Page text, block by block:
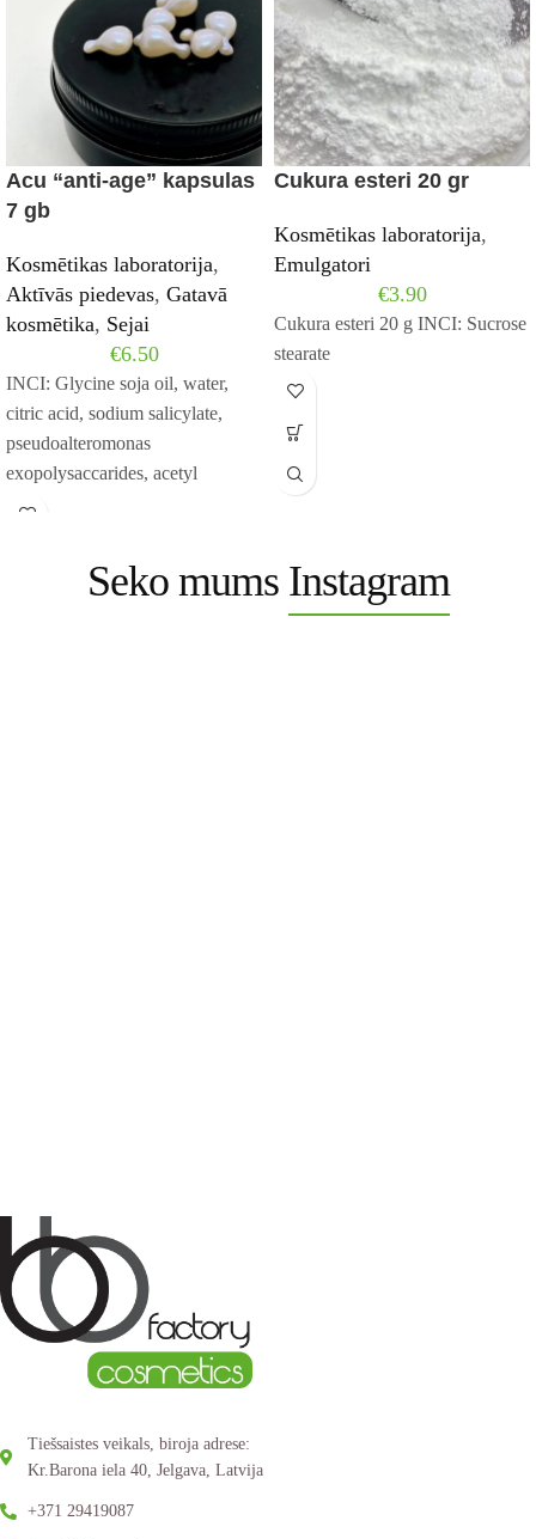
Acu “anti-age” kapsulas
7 gb
Kosmētikas laboratorija,
Aktīvās piedevas, Gatavā
kosmētika, Sejai
€6.50
INCI: Glycine soja oil, water,
citric acid, sodium salicylate,
pseudoalteromonas
exopolysaccarides, acetyl
tetrapeptide-5, acetyl
Cukura esteri 20 gr
Kosmētikas laboratorija,
Emulgatori
€3.90
Cukura esteri 20 g INCI: Sucrose
stearate
Seko mums Instagram
Tiešsaistes veikals, biroja adrese:
Kr.Barona iela 40, Jelgava, Latvija
+371 29419087